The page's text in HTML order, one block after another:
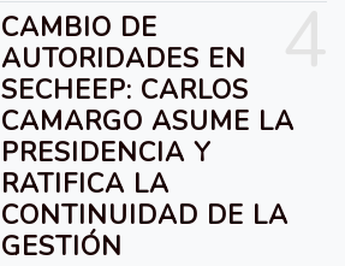
CAMBIO DE
AUTORIDADES EN
SECHEEP: CARLOS
CAMARGO ASUME LA
PRESIDENCIA Y
RATIFICA LA
CONTINUIDAD DE LA
GESTIÓN